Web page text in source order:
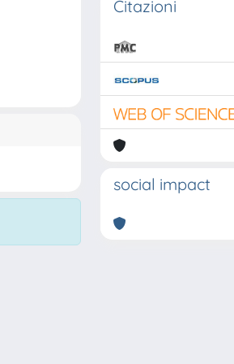
Citazioni
social impact